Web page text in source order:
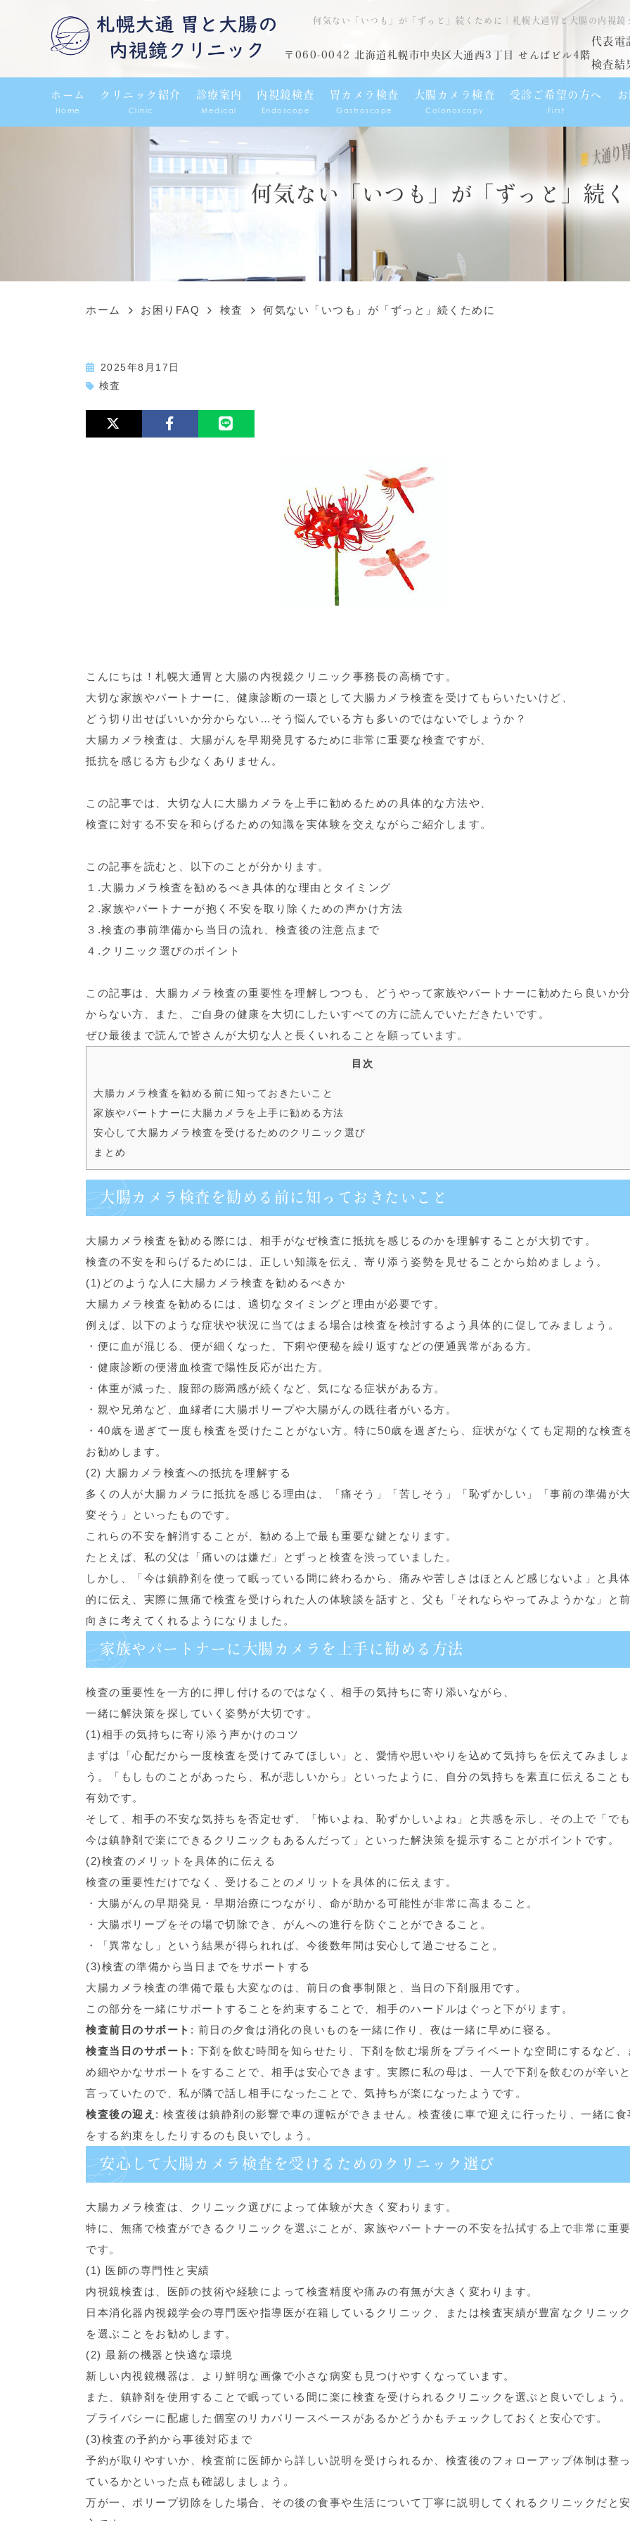
何気ない「いつも」が「ずっと」続くために｜札幌大通胃と大腸の内視
〒060-0042 北海道札幌市中央区大通西3丁目 せんばビル4階
代表電
検査結
ホーム
Home
クリニック紹介
Clinic
診療案内
Medical
内視鏡検査
Endoscope
胃カメラ検査
Gastroscope
大腸カメラ検査
Colonoscopy
受診ご希望の方へ
First
何気ない「いつも」が「ずっと」続く
ホーム お困りFAQ 検査 何気ない「いつも」が「ずっと」続くために
2025年8月17日
検査
こんにちは！札幌大通胃と大腸の内視鏡クリニック事務長の高橋です。
大切な家族やパートナーに、健康診断の一環として大腸カメラ検査を受けてもらいたいけど、
どう切り出せばいいか分からない…そう悩んでいる方も多いのではないでしょうか？
大腸カメラ検査は、大腸がんを早期発見するために非常に重要な検査ですが、
抵抗を感じる方も少なくありません。
この記事では、大切な人に大腸カメラを上手に勧めるための具体的な方法や、
検査に対する不安を和らげるための知識を実体験を交えながらご紹介します。
この記事を読むと、以下のことが分かります。
１.大腸カメラ検査を勧めるべき具体的な理由とタイミング
２.家族やパートナーが抱く不安を取り除くための声かけ方法
３.検査の事前準備から当日の流れ、検査後の注意点まで
４.クリニック選びのポイント
この記事は、大腸カメラ検査の重要性を理解しつつも、どうやって家族やパートナーに勧めたら良いか分
からない方、また、ご自身の健康を大切にしたいすべての方に読んでいただきたいです。
ぜひ最後まで読んで皆さんが大切な人と長くいれることを願っています。
目次
大腸カメラ検査を勧める前に知っておきたいこと
家族やパートナーに大腸カメラを上手に勧める方法
安心して大腸カメラ検査を受けるためのクリニック選び
まとめ
大腸カメラ検査を勧める前に知っておきたいこと
大腸カメラ検査を勧める際には、相手がなぜ検査に抵抗を感じるのかを理解することが大切です。
検査の不安を和らげるためには、正しい知識を伝え、寄り添う姿勢を見せることから始めましょう。
(1)どのような人に大腸カメラ検査を勧めるべきか
大腸カメラ検査を勧めるには、適切なタイミングと理由が必要です。
例えば、以下のような症状や状況に当てはまる場合は検査を検討するよう具体的に促してみましょう。
・便に血が混じる、便が細くなった、下痢や便秘を繰り返すなどの便通異常がある方。
・健康診断の便潜血検査で陽性反応が出た方。
・体重が減った、腹部の膨満感が続くなど、気になる症状がある方。
・親や兄弟など、血縁者に大腸ポリープや大腸がんの既往者がいる方。
・40歳を過ぎて一度も検査を受けたことがない方。特に50歳を過ぎたら、症状がなくても定期的な検査
お勧めします。
(2) 大腸カメラ検査への抵抗を理解する
多くの人が大腸カメラに抵抗を感じる理由は、「痛そう」「苦しそう」「恥ずかしい」「事前の準備が大
変そう」といったものです。
これらの不安を解消することが、勧める上で最も重要な鍵となります。
たとえば、私の父は「痛いのは嫌だ」とずっと検査を渋っていました。
しかし、「今は鎮静剤を使って眠っている間に終わるから、痛みや苦しさはほとんど感じないよ」と具体
的に伝え、実際に無痛で検査を受けられた人の体験談を話すと、父も「それならやってみようかな」と前
向きに考えてくれるようになりました。
家族やパートナーに大腸カメラを上手に勧める方法
検査の重要性を一方的に押し付けるのではなく、相手の気持ちに寄り添いながら、
一緒に解決策を探していく姿勢が大切です。
(1)相手の気持ちに寄り添う声かけのコツ
まずは「心配だから一度検査を受けてみてほしい」と、愛情や思いやりを込めて気持ちを伝えてみましょ
う。「もしものことがあったら、私が悲しいから」といったように、自分の気持ちを素直に伝えることも
有効です。
そして、相手の不安な気持ちを否定せず、「怖いよね、恥ずかしいよね」と共感を示し、その上で「でも
今は鎮静剤で楽にできるクリニックもあるんだって」といった解決策を提示することがポイントです。
(2)検査のメリットを具体的に伝える
検査の重要性だけでなく、受けることのメリットを具体的に伝えます。
・大腸がんの早期発見・早期治療につながり、命が助かる可能性が非常に高まること。
・大腸ポリープをその場で切除でき、がんへの進行を防ぐことができること。
・「異常なし」という結果が得られれば、今後数年間は安心して過ごせること。
(3)検査の準備から当日までをサポートする
大腸カメラ検査の準備で最も大変なのは、前日の食事制限と、当日の下剤服用です。
この部分を一緒にサポートすることを約束することで、相手のハードルはぐっと下がります。
検査前日のサポート : 前日の夕食は消化の良いものを一緒に作り、夜は一緒に早めに寝る。
検査当日のサポート : 下剤を飲む時間を知らせたり、下剤を飲む場所をプライベートな空間にするなど、
め細やかなサポートをすることで、相手は安心できます。実際に私の母は、一人で下剤を飲むのが辛いと
言っていたので、私が隣で話し相手になったことで、気持ちが楽になったようです。
検査後の迎え : 検査後は鎮静剤の影響で車の運転ができません。検査後に車で迎えに行ったり、一緒に食
をする約束をしたりするのも良いでしょう。
安心して大腸カメラ検査を受けるためのクリニック選び
大腸カメラ検査は、クリニック選びによって体験が大きく変わります。
特に、無痛で検査ができるクリニックを選ぶことが、家族やパートナーの不安を払拭する上で非常に重要
です。
(1) 医師の専門性と実績
内視鏡検査は、医師の技術や経験によって検査精度や痛みの有無が大きく変わります。
日本消化器内視鏡学会の専門医や指導医が在籍しているクリニック、または検査実績が豊富なクリニック
を選ぶことをお勧めします。
(2) 最新の機器と快適な環境
新しい内視鏡機器は、より鮮明な画像で小さな病変も見つけやすくなっています。
また、鎮静剤を使用することで眠っている間に楽に検査を受けられるクリニックを選ぶと良いでしょう。
プライバシーに配慮した個室のリカバリースペースがあるかどうかもチェックしておくと安心です。
(3)検査の予約から事後対応まで
予約が取りやすいか、検査前に医師から詳しい説明を受けられるか、検査後のフォローアップ体制は整っ
ているかといった点も確認しましょう。
万が一、ポリープ切除をした場合、その後の食事や生活について丁寧に説明してくれるクリニックだと安